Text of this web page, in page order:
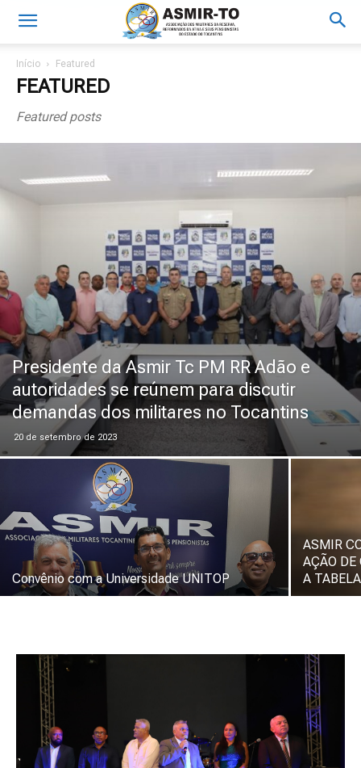
Início Featured
FEATURED
Featured posts
Presidente da Asmir Tc PM RR Adão e
autoridades se reúnem para discutir
demandas dos militares no Tocantins
20 de setembro de 2023
Convênio com a Universidade UNITOP
ASMIR
AÇÃO DE
A